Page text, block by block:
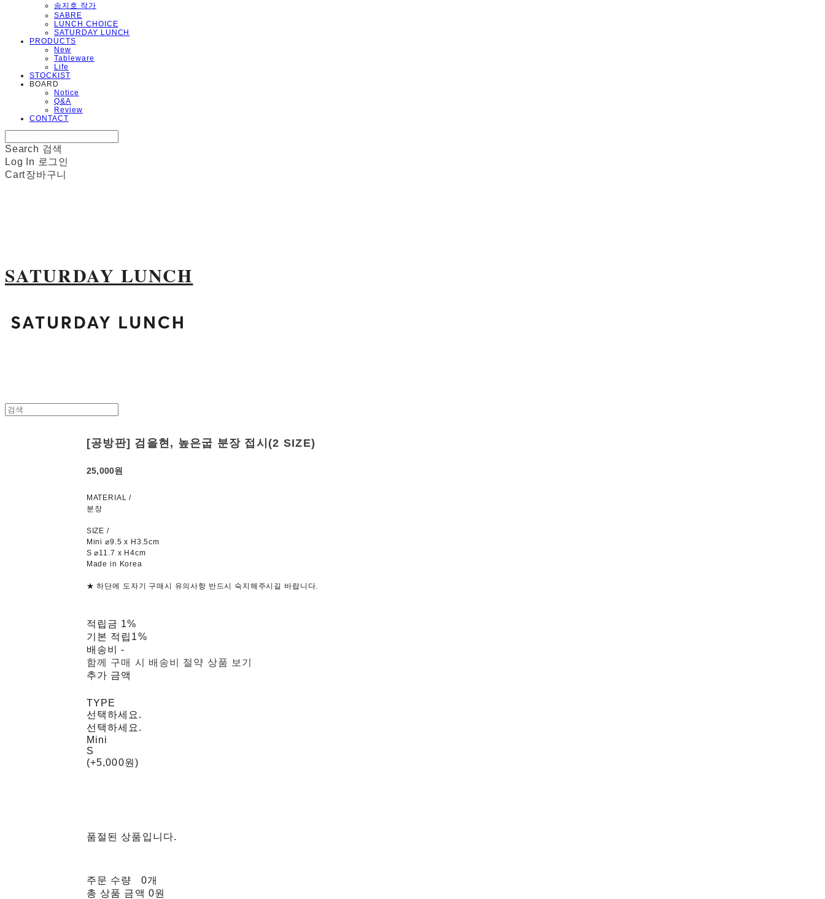
송지호 작가
SABRE
LUNCH CHOICE
SATURDAY LUNCH
PRODUCTS
New
Tableware
Life
STOCKIST
BOARD
Notice
Q&A
Review
CONTACT
Search 검색
Log In 로그인
Cart장바구니
SATURDAY LUNCH
[공방판] 검을현, 높은굽 분장 접시(2 SIZE)
25,000원
MATERIAL /
분장
SIZE /
Mini ⌀9.5 x H3.5cm
S ⌀11.7 x H4cm
Made in Korea
★ 하단에 도자기 구매시 유의사항 반드시 숙지해주시길 바랍니다.
적립금 1%
기본 적립 1%
배송비-
함께 구매 시 배송비 절약 상품 보기
추가 금액
TYPE
선택하세요.
선택하세요.
Mini
S
(+5,000원)
품절된 상품입니다.
주문 수량
0개
총 상품 금액 0원